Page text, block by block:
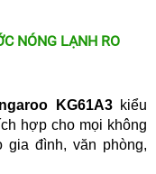
NÓNG LẠNH RO
KG61A3kiểu
hợp cho mọi không
đình, văn phòng,